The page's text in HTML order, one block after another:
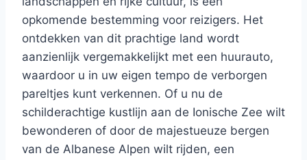
opkomende bestemming voor reizigers. Het
ontdekken van dit prachtige land wordt
aanzienlijk vergemakkelijkt met een huurauto,
waardoor u in uw eigen tempo de verborgen
pareltjes kunt verkennen. Of u nu de
schilderachtige kustlijn aan de Ionische Zee wilt
bewonderen of door de majestueuze bergen
van de Albanese Alpen wilt rijden, een